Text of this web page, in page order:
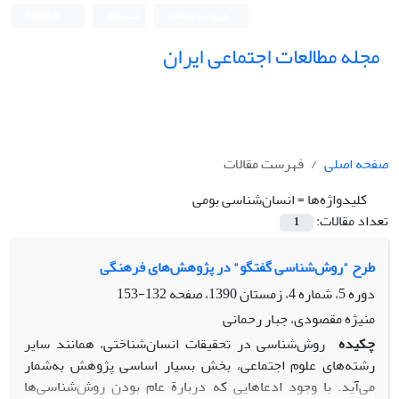
مجله مطالعات اجتماعی ایران
صفحه اصلی
فهرست مقالات
کلیدواژه‌ها =انسان‌شناسی بومی
تعداد مقالات:
1
طرح "روش‌شناسی گفتگو" در پژوهش‌های فرهنگی
دوره 5، شماره 4، زمستان 1390، صفحه
132-153
منیژه مقصودی، جبار رحمانی
چکیده روش‌شناسی در تحقیقات انسان‌شناختی، همانند سایر
رشته‌های علوم اجتماعی، بخش بسیار اساسی پژوهش به‌شمار
می‌آید. با وجود ادعاهایی که دربارة عام بودن روش‌شناسی‌ها